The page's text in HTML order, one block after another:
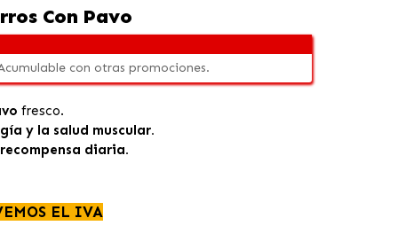
Con Pavo
con otras promociones.
fresco.
y la salud muscular.
recompensa diaria.
EL IVA